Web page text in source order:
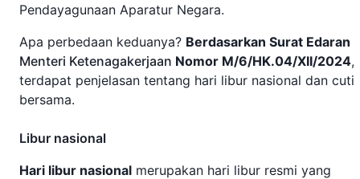
Pendayagunaan Aparatur Negara.
Apa perbedaan keduanya? Berdasarkan Surat Edaran
Menteri Ketenagakerjaan Nomor M/6/HK.04/XII/2024,
terdapat penjelasan tentang hari libur nasional dan cuti
bersama.
Libur nasional
Hari libur nasional merupakan hari libur resmi yang